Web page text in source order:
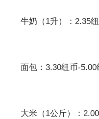
牛奶（1升）：2.35纽
面包：3.30纽币-5.00
大米（1公斤）：